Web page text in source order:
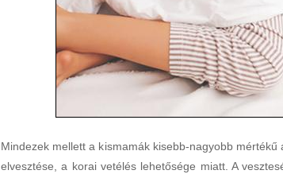
Mindezek mellett a kismamák kisebb-nagyobb
elvesztése, a korai vetélés lehetősége miatt. A